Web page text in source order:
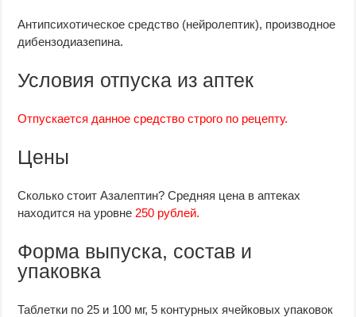
Антипсихотическое средство (нейролептик), производное
дибензодиазепина.
Условия отпуска из аптек
Отпускается данное средство строго по рецепту.
Цены
Сколько стоит Азалептин? Средняя цена в аптеках
находится на уровне 250 рублей.
Форма выпуска, состав и
упаковка
Таблетки по 25 и 100 мг, 5 контурных ячейковых упаковок